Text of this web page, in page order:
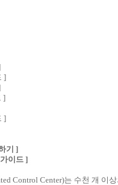
]
]
]
기 ]
이드 ]
Control Center)는 수천 개 이